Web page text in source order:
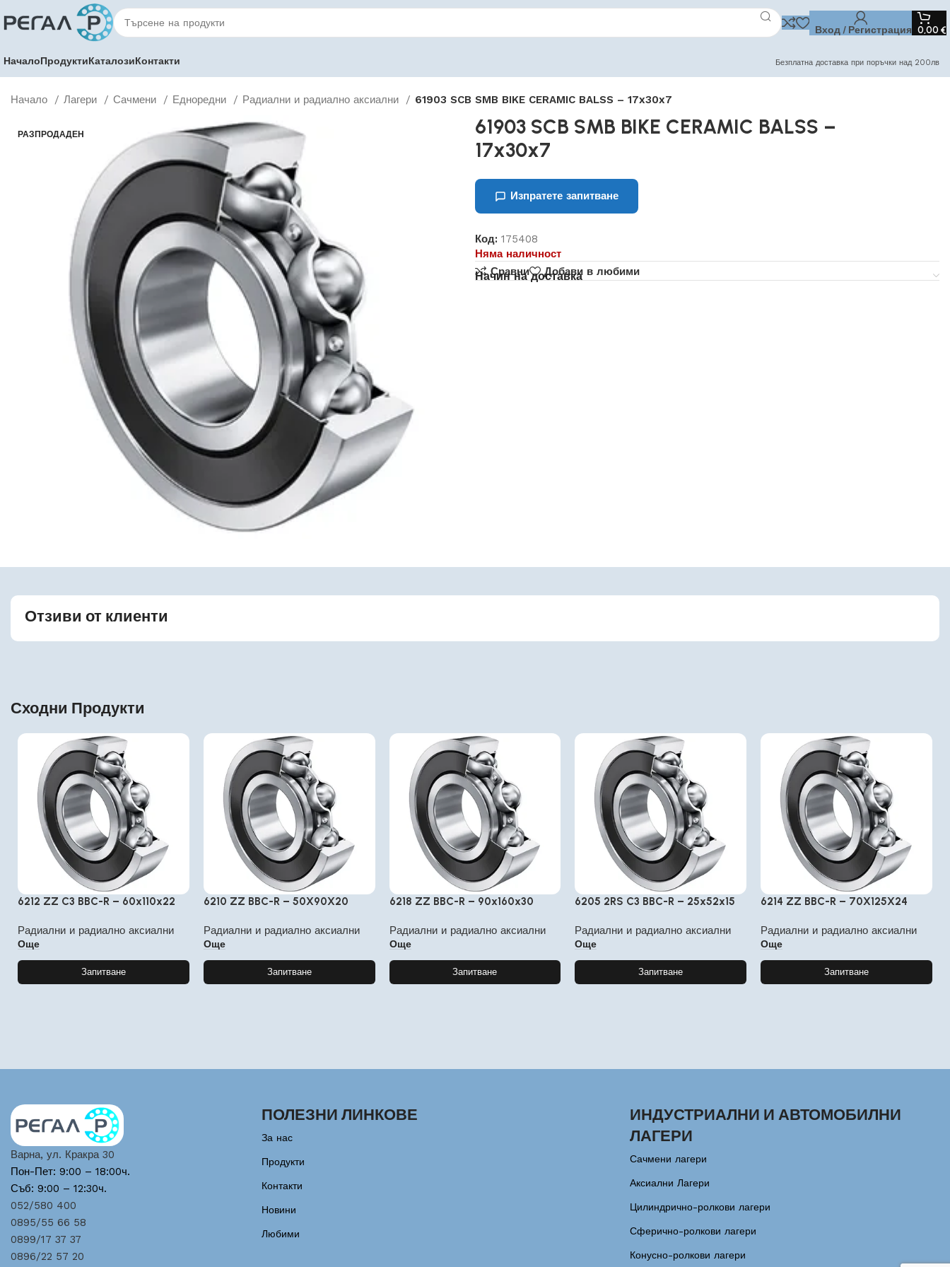
Вход / Регистрация 0,00 €
НачалоПродуктиКаталозиКонтакти Безплатна доставка при поръчки над 200лв
Начало Лагери Сачмени Едноредни Радиални и радиално аксиални 61903 SCB SMB BIKE CERAMIC BALSS – 17x30x7
РАЗПРОДАДЕН
61903 SCB SMB BIKE CERAMIC BALSS –
17x30x7
Изпратете запитване
Код: 175408
Няма наличност
Сравни
Добави в любими
Начин на доставка
Отзиви от клиенти
Сходни Продукти
6212 ZZ C3 BBC-R – 60x110x22
Радиални и радиално аксиални
Още
Запитване
6210 ZZ BBC-R – 50X90X20
Радиални и радиално аксиални
Още
Запитване
6218 ZZ BBC-R – 90x160x30
Радиални и радиално аксиални
Още
Запитване
6205 2RS C3 BBC-R – 25x52x15
Радиални и радиално аксиални
Още
Запитване
6214 ZZ BBC-R – 70X125X24
Радиални и радиално аксиални
Още
Запитване
Варна, ул. Кракра 30
Пон-Пет: 9:00 – 18:00ч.
Съб: 9:00 – 12:30ч.
052/580 400
0895/55 66 58
0899/17 37 37
0896/22 57 20
ПОЛЕЗНИ ЛИНКОВЕ
За нас
Продукти
Контакти
Новини
Любими
ИНДУСТРИАЛНИ И АВТОМОБИЛНИ
ЛАГЕРИ
Сачмени лагери
Аксиални Лагери
Цилиндрично-ролкови лагери
Сферично-ролкови лагери
Конусно-ролкови лагери